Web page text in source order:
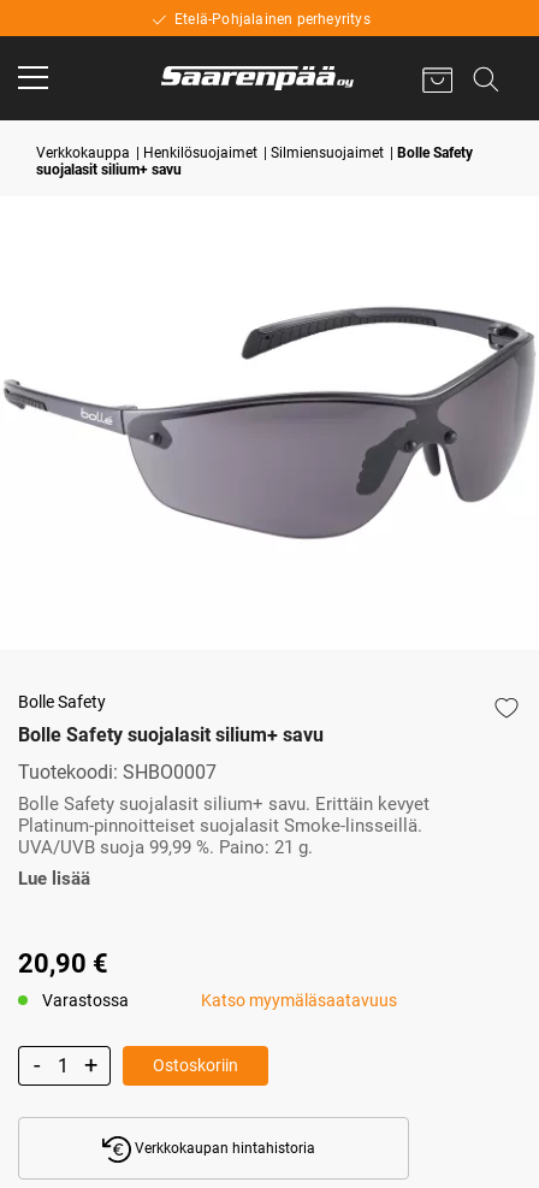
Etelä-Pohjalainen perheyritys
Verkkokauppa Henkilösuojaimet Silmiensuojaimet
Bolle Safety
suojalasit silium+ savu
Bolle Safety
Bolle Safety suojalasit silium+ savu
Tuotekoodi: SHBO0007
Bolle Safety suojalasit silium+ savu. Erittäin kevyet
Platinum-pinnoitteiset suojalasit Smoke-linsseillä.
UVA/UVB suoja 99,99 %. Paino: 21 g.
Lue lisää
20,90 €
Varastossa Katso myymäläsaatavuus
Ostoskoriin
Verkkokaupan hintahistoria